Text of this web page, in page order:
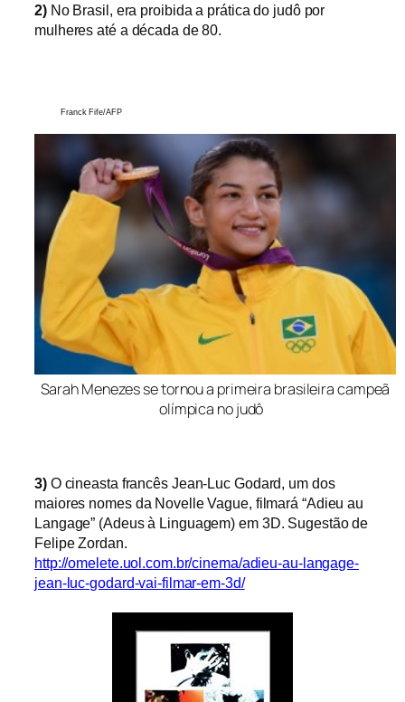
2)No Brasil, era proibida a prática do judô por
mulheres até a década de 80.
Franck Fife/AFP
Sarah Menezes se tornou a primeira brasileira campeã
olímpica no judô
3)O cineasta francês Jean-Luc Godard, um dos
maiores nomes da Novelle Vague, filmará “Adieu au
Langage” (Adeus à Linguagem) em 3D. Sugestão de
Felipe Zordan.
http://omelete.uol.com.br/cinema/adieu-au-langage-
jean-luc-godard-vai-filmar-em-3d/